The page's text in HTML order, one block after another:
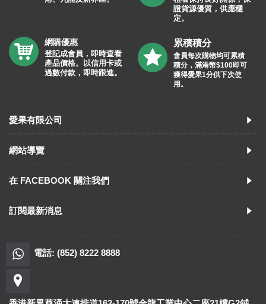
證貨源優質，供應穩
定。
網購優惠
登記成會員，即時查看
產品價格。以信用卡或
過數付款，即時跟進。
累積積分
會員每次購物均可累積
積分，滿港幣$100即可
獲得愛果1分供下次使
用。
愛果有限公司
網站導覽
在 FACEBOOK 關注我們
訂閱最新消息
電話: (852) 8222 8888